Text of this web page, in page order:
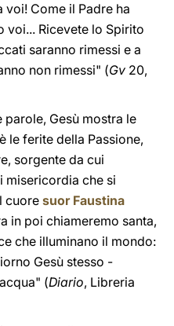
Come il Padre ha
voi... Ricevete lo Spirito
saranno rimessi e a
non rimessi" (Gv 20,
Gesù mostra le
le ferite della Passione,
sorgente da cui
misericordia che si
cuore suor Faustina
in poi chiameremo santa,
che illuminano il mondo:
Gesù stesso -
(Diario, Libreria